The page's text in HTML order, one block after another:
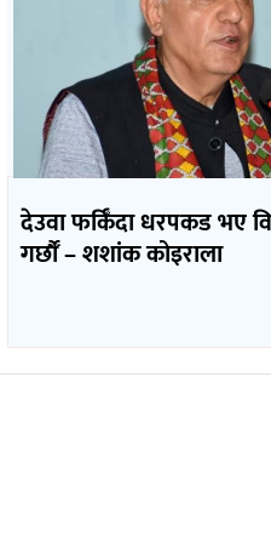
देउवा फर्किँदा धरपकड भए
गर्छौँं – शशांक कोइराला